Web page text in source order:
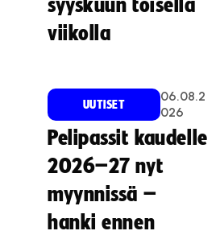
syyskuun toisella
viikolla
UUTISET
06.08.2
026
Pelipassit kaudelle
2026–27 nyt
myynnissä –
hanki ennen